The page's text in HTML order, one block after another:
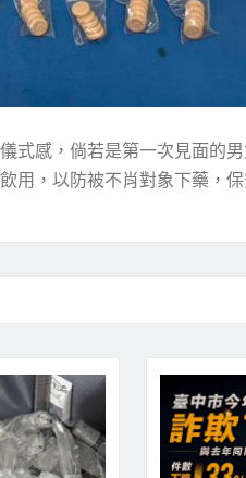
式感，倘若是第一次見面的
用，以防被不肖對象下藥，